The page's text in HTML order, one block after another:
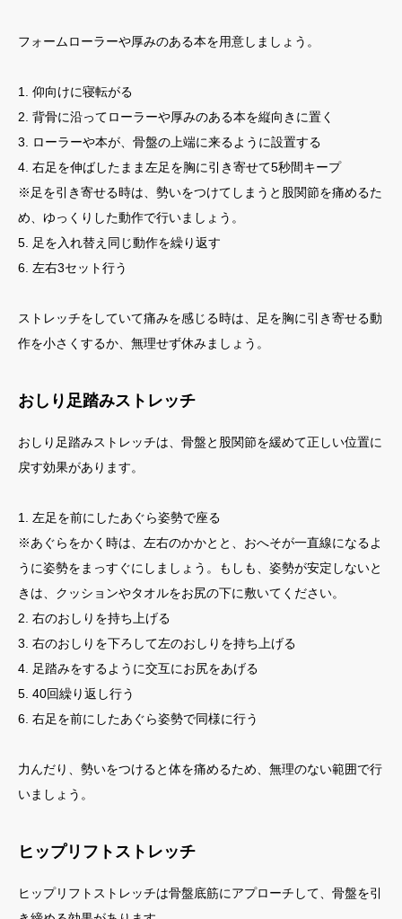
フォームローラーや厚みのある本を用意しましょう。
1. 仰向けに寝転がる
2. 背骨に沿ってローラーや厚みのある本を縦向きに置く
3. ローラーや本が、骨盤の上端に来るように設置する
4. 右足を伸ばしたまま左足を胸に引き寄せて5秒間キープ
※足を引き寄せる時は、勢いをつけてしまうと股関節を痛めるた
め、ゆっくりした動作で行いましょう。
5. 足を入れ替え同じ動作を繰り返す
6. 左右3セット行う
ストレッチをしていて痛みを感じる時は、足を胸に引き寄せる動
作を小さくするか、無理せず休みましょう。
おしり足踏みストレッチ
おしり足踏みストレッチは、骨盤と股関節を緩めて正しい位置に
戻す効果があります。
1. 左足を前にしたあぐら姿勢で座る
※あぐらをかく時は、左右のかかとと、おへそが一直線になるよ
うに姿勢をまっすぐにしましょう。もしも、姿勢が安定しないと
きは、クッションやタオルをお尻の下に敷いてください。
2. 右のおしりを持ち上げる
3. 右のおしりを下ろして左のおしりを持ち上げる
4. 足踏みをするように交互にお尻をあげる
5. 40回繰り返し行う
6. 右足を前にしたあぐら姿勢で同様に行う
力んだり、勢いをつけると体を痛めるため、無理のない範囲で行
いましょう。
ヒップリフトストレッチ
ヒップリフトストレッチは骨盤底筋にアプローチして、骨盤を引